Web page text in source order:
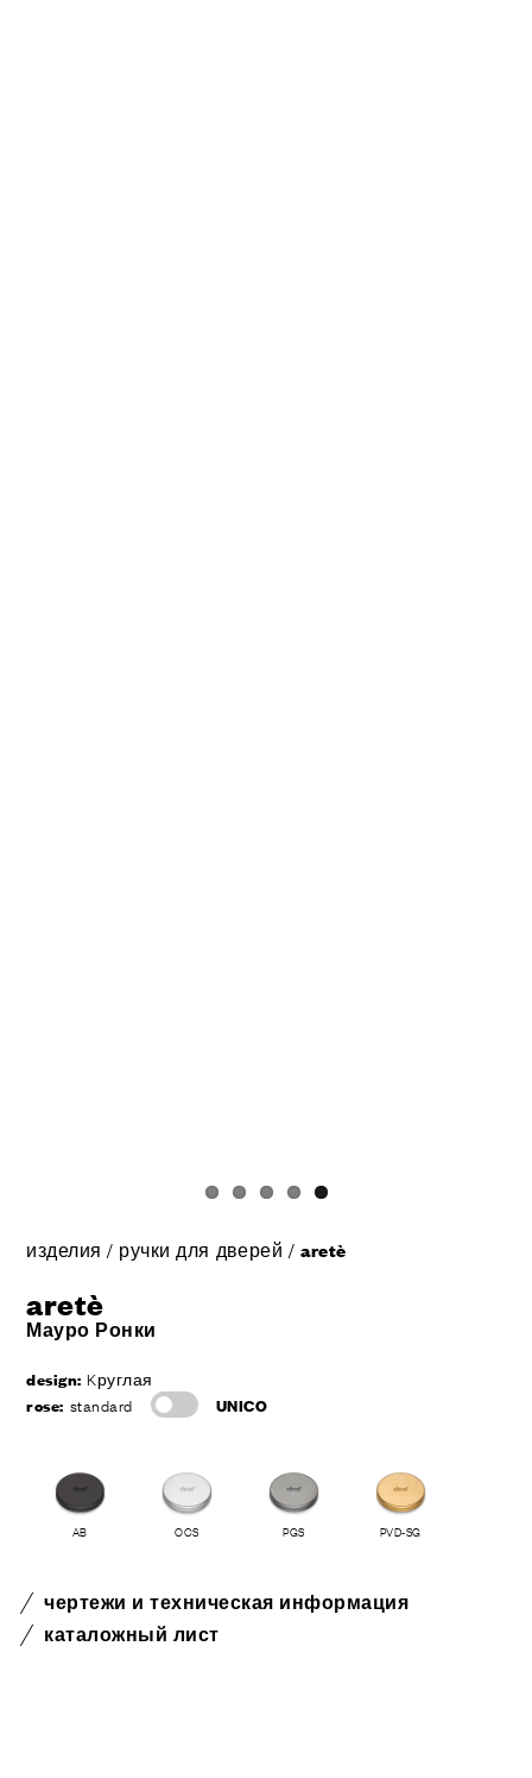
изделия/ ручки для дверей /aretè
aretè
Мауро Ронки
design: Kруглая
rose: standard UNICO
AB OCS PGS PVD-SG
чертежи и техническая информация
каталожный лист